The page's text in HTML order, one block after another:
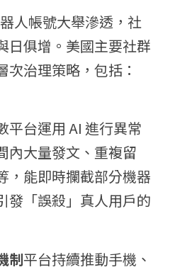
人帳號大舉滲透，社
日俱增。美國主要社群
治理策略，包括：
平台運用 AI 進行異常
內大量發文、重複留
，能即時攔截部分機器
發「誤殺」真人用戶的
制平台持續推動手機、